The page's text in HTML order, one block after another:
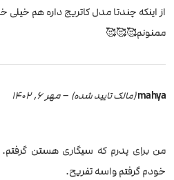
از اینکه چندتا مدل کاتریج داره هم خیلی
ممنونم🥰🥰🥰
mahya(مالک تایید شده) –مهر 6, 1402
من برای پدرم که سیگاری هستن
خودم گرفتم واسه تفریح.